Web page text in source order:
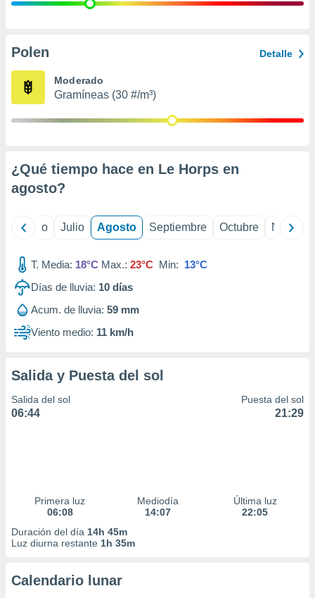
e
publicidad
Polen Detalle
Moderado
Gramíneas (30 #/m³)
¿Qué tiempo hace en Le Horps en
agosto?
Junio Julio Agosto Septiembre Octubre
T. Media: 18°C Max.: 23°C Min: 13°C
Días de lluvia: 10 días
Acum. de lluvia: 59 mm
Viento medio: 11 km/h
Salida y Puesta del sol
Salida del sol
06:44
Puesta del sol
21:29
Primera luz
06:08
Mediodía
14:07
Última luz
22:05
Duración del día 14h 45m
Luz diurna restante 1h 35m
Calendario lunar